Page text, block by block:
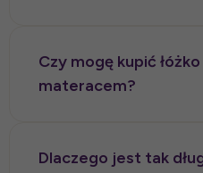
wysyłane na płasko lub
dany model na to
podczas składania
Czy mogę kupić
materacem?
rozmiaru, wysokości,
Dlaczego jest tak